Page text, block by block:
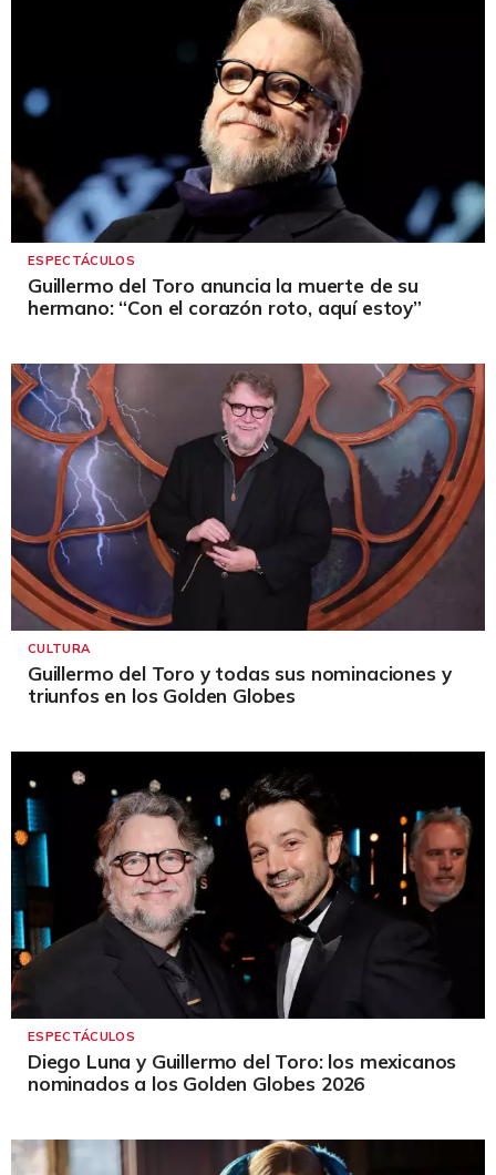
ESPECTÁCULOS
Guillermo del Toro anuncia la muerte de su
hermano: “Con el corazón roto, aquí estoy”
CULTURA
Guillermo del Toro y todas sus nominaciones y
triunfos en los Golden Globes
ESPECTÁCULOS
Diego Luna y Guillermo del Toro: los mexicanos
nominados a los Golden Globes 2026